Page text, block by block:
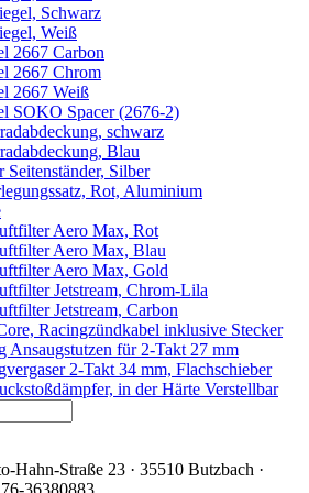
Schwarz
Weiß
2667 Carbon
2667 Chrom
2667 Weiß
SOKO Spacer (2676-2)
schwarz
Blau
Seitenständer, Silber
Rot, Aluminium
Aero Max, Rot
Aero Max, Blau
Aero Max, Gold
Jetstream, Chrom-Lila
Jetstream, Carbon
Racingzündkabel inklusive Stecker
Ansaugstutzen für 2-Takt 27 mm
2-Takt 34 mm, Flachschieber
in der Härte Verstellbar
Hahn-Straße 23 · 35510 Butzbach ·